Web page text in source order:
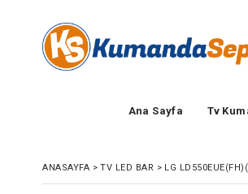
Ana Sayfa Tv
ANASAYFA > TV LED BAR > LG